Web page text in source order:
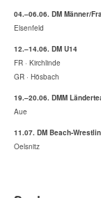
04.–06.06. DM Männer/
Elsenfeld
12.–14.06. DM U14
FR · Kirchlinde
GR · Hösbach
19.–20.06. DMM
Aue
11.07. DM Beach-
Oelsnitz